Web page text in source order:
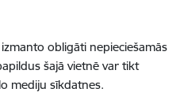
obligāti nepieciešamās
šajā vietnē var tikt
mediju sīkdatnes.